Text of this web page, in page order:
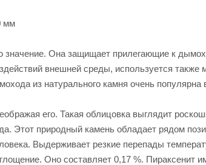
мм
Она защищает прилегающие к
внешней среды, используется также
из натурального камня очень популярна
его. Такая облицовка выглядит
Этот природный камень обладает рядом
Выдерживает резкие перепады
Оно составляет 0,17 %. Пираксенит